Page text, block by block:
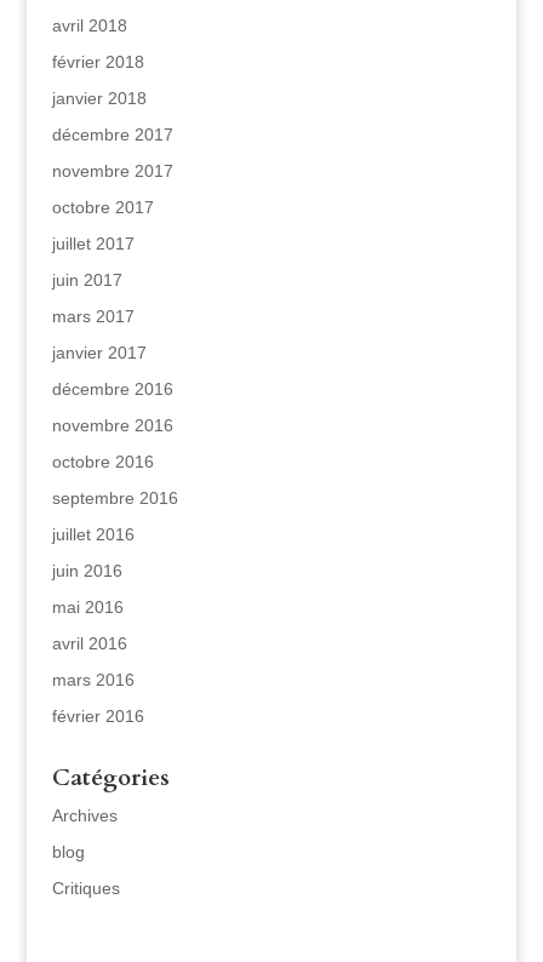
avril 2018
février 2018
janvier 2018
décembre 2017
novembre 2017
octobre 2017
juillet 2017
juin 2017
mars 2017
janvier 2017
décembre 2016
novembre 2016
octobre 2016
septembre 2016
juillet 2016
juin 2016
mai 2016
avril 2016
mars 2016
février 2016
Catégories
Archives
blog
Critiques